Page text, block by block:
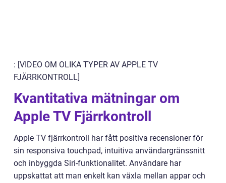
: [VIDEO OM OLIKA TYPER AV APPLE TV
FJÄRRKONTROLL]
Kvantitativa mätningar om
Apple TV Fjärrkontroll
Apple TV fjärrkontroll har fått positiva recensioner för
sin responsiva touchpad, intuitiva användargränssnitt
och inbyggda Siri-funktionalitet. Användare har
uppskattat att man enkelt kan växla mellan appar och